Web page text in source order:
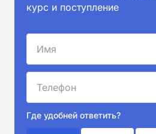
курс и поступление
Где удобней ответить?